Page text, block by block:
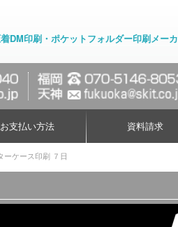
DM印刷・ポケットフォルダー印刷メー
お支払い方法 資料請求
ーケース印刷 ７日